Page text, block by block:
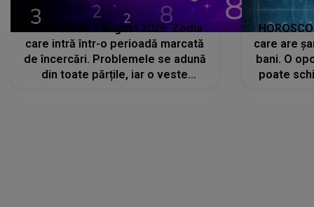
HOROSCOP 7 august 2026. Zodia
care intră într-o perioadă marcată
de încercări. Problemele se adună
din toate părțile, iar o veste
care are
bani. O
poate